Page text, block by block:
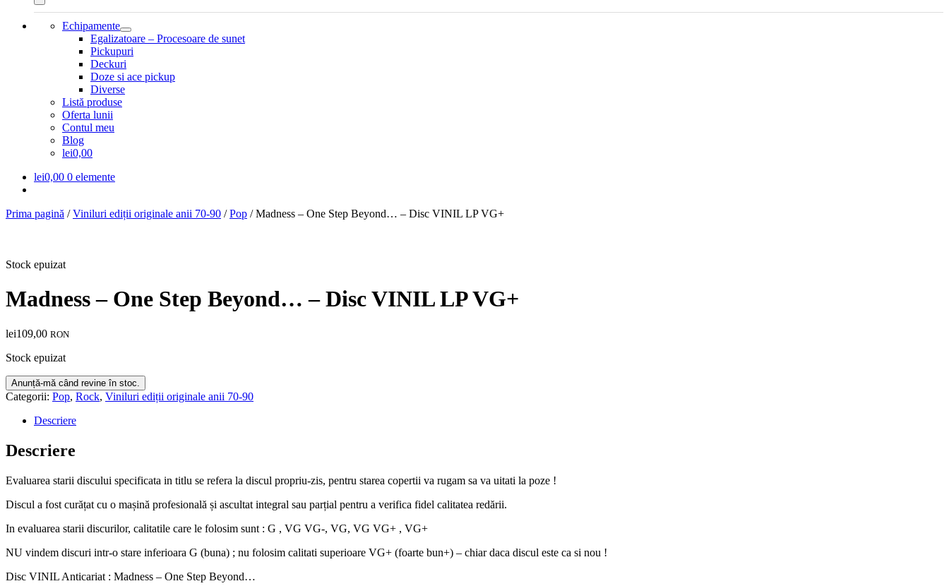
Echipamente
Extinde
meniul
copil
Egalizatoare – Procesoare de sunet
Pickupuri
Deckuri
Doze si ace pickup
Diverse
Listă produse
Oferta lunii
Contul meu
Blog
lei0,00
lei0,00 0 elemente
Prima pagină /Viniluri ediții originale anii 70-90 /Pop /Madness – One Step Beyond… – Disc VINIL LP VG+
Stock epuizat
Madness – One Step Beyond… – Disc VINIL LP VG+
lei109,00 RON
Stock epuizat
Categorii: Pop, Rock, Viniluri ediții originale anii 70-90
Descriere
Descriere
Evaluarea starii discului specificata in titlu se refera la discul propriu-zis, pentru starea copertii va rugam sa va uitati la poze !
Discul a fost curățat cu o mașină profesională și ascultat integral sau parțial pentru a verifica fidel calitatea redării.
In evaluarea starii discurilor, calitatile care le folosim sunt : G , VG VG-, VG, VG VG+ , VG+
NU vindem discuri intr-o stare inferioara G (buna) ; nu folosim calitati superioare VG+ (foarte bun+) – chiar daca discul este ca si nou !
Disc VINIL Anticariat : Madness – One Step Beyond…